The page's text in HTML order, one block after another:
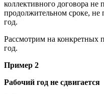
коллективного договора не
продолжительном сроке,
год.
Рассмотрим на конкретных
год.
Пример 2
Рабочий год не сдвигается